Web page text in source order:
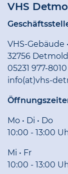
VHS
VHS-Gebäude
32756 Detmold
05231 977-8010
info(at)vhs-
Mo • Di • Do
10:00 - 13:00
Mi • Fr
10:00 - 13:00